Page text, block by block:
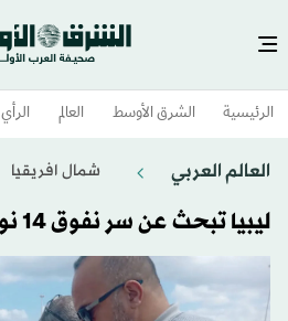
الرئيسية الشرق الأوسط​ العالم الرأي
العالم العربي شمال افريقيا
ليبيا تبحث عن سر نفوق 14 نوعاً من الأسماك